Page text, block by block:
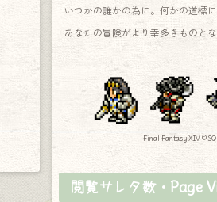
いつかの誰かの為に。何かの道標に
あなたの冒険がより幸多きものとな
Final Fantasy XIV ©
閲覧サレタ数・Page